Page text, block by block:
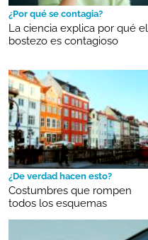
¿Por qué se contagia?
La ciencia explica por qué el
bostezo es contagioso
¿De verdad hacen esto?
Costumbres que rompen
todos los esquemas